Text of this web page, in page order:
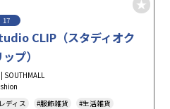
17
CLIP（スタディオク
ップ）
| SOUTHMALL
ディス
#服飾雑貨
#生活雑貨